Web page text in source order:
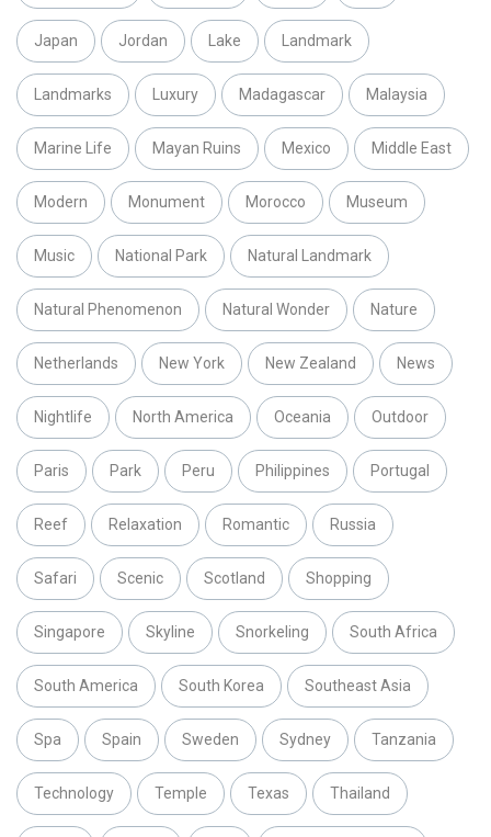
Japan Jordan Lake Landmark
Landmarks Luxury Madagascar Malaysia
Marine Life Mayan Ruins Mexico Middle East
Modern Monument Morocco Museum
Music National Park Natural Landmark
Natural Phenomenon Natural Wonder Nature
Netherlands New York New Zealand News
Nightlife North America Oceania Outdoor
Paris Park Peru Philippines Portugal
Reef Relaxation Romantic Russia
Safari Scenic Scotland Shopping
Singapore Skyline Snorkeling South Africa
South America South Korea Southeast Asia
Spa Spain Sweden Sydney Tanzania
Technology Temple Texas Thailand